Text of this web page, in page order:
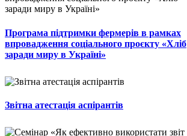
Програма підтримки фермерів в рамках
впровадження соціального проєкту «Хліб
заради миру в Україні»
Звітна атестація аспірантів